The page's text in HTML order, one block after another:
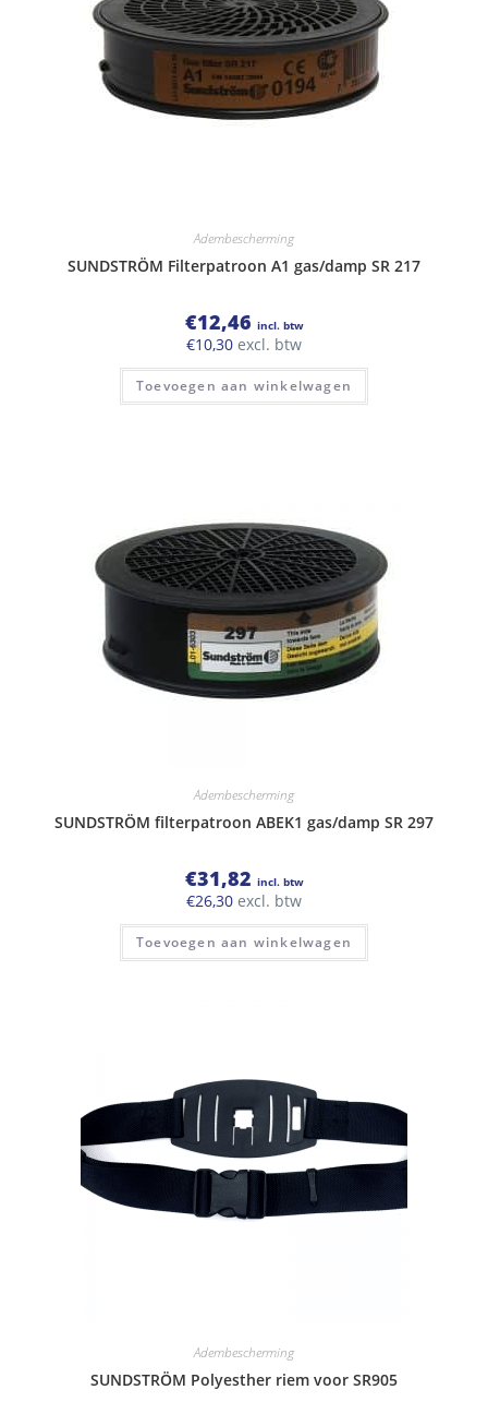
Adembescherming
SUNDSTRÖM Filterpatroon A1 gas/damp SR 217
€12,46 incl. btw
€10,30 excl. btw
Toevoegen aan winkelwagen
Adembescherming
SUNDSTRÖM filterpatroon ABEK1 gas/damp SR 297
€31,82 incl. btw
€26,30 excl. btw
Toevoegen aan winkelwagen
Adembescherming
SUNDSTRÖM Polyesther riem voor SR905